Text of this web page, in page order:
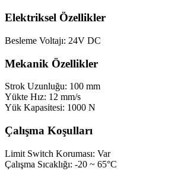
Elektriksel Özellikler
Besleme Voltajı: 24V DC
Mekanik Özellikler
Strok Uzunluğu: 100 mm
Yükte Hız: 12 mm/s
Yük Kapasitesi: 1000 N
Çalışma Koşulları
Limit Switch Koruması: Var
Çalışma Sıcaklığı: -20 ~ 65°C